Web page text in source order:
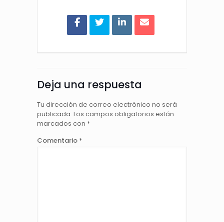
Deja una respuesta
Tu dirección de correo electrónico no será
publicada. Los campos obligatorios están
marcados con *
Comentario *